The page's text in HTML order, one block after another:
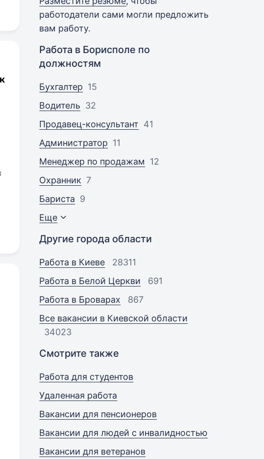
работодатели сами могли предложить
вам работу.
Работа в Борисполе по
должностям
Бухгалтер 15
Водитель 32
Продавец-консультант 41
Администратор 11
Менеджер по продажам
12
Охранник 7
Бариста 9
Еще
Другие города области
Работа в Киеве
28311
Работа в Белой Церкви
691
Работа в Броварах
867
Все вакансии в Киевской области
34023
Смотрите также
Работа для студентов
Удаленная работа
Вакансии для пенсионеров
Вакансии для людей с инвалидностью
Вакансии для ветеранов